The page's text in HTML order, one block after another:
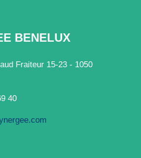
BENELUX
Fraiteur 15-23 - 1050
40